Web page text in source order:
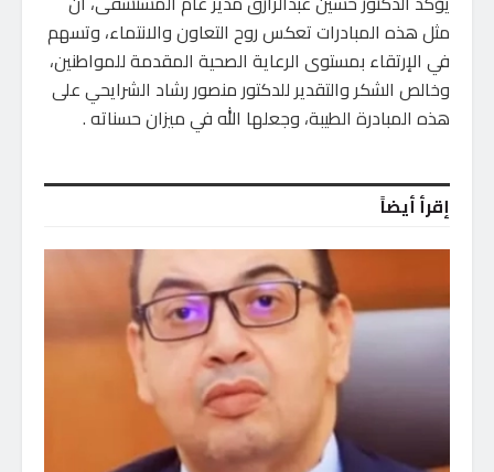
مثل هذه المبادرات تعكس روح التعاون والانتماء، وتسهم
في الإرتقاء بمستوى الرعاية الصحية المقدمة للمواطنين،
وخالص الشكر والتقدير للدكتور منصور رشاد الشرايحي على
هذه المبادرة الطيبة، وجعلها الله في ميزان حسناته .
إقرأ أيضاً